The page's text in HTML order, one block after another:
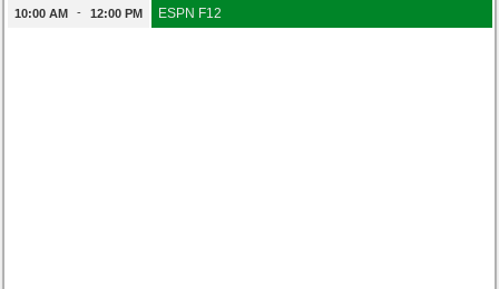
10:00 AM - 12:00 PM ESPN F12